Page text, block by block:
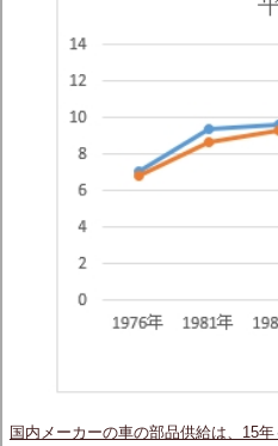
国内メーカーの車の部品供給は、15